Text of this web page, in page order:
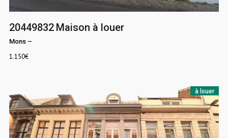
20449832 Maison à louer
Mons –
1.150€
à louer